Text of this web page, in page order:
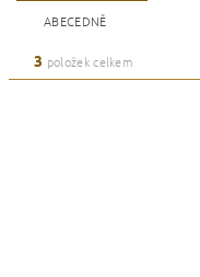
ABECEDNĚ
3 položek celkem